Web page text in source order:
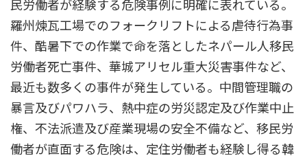
民労働者が経験する危険事例に明確に表れている。
羅州煉瓦工場でのフォークリフトによる虐待行為事
件、酷暑下での作業で命を落としたネパール人移民
労働者死亡事件、華城アリセル重大災害事件など、
最近も数多くの事件が発生している。中間管理職の
暴言及びパワハラ、熱中症の労災認定及び作業中止
権、不法派遣及び産業現場の安全不備など、移民労
働者が直面する危険は、定住労働者も経験し得る韓